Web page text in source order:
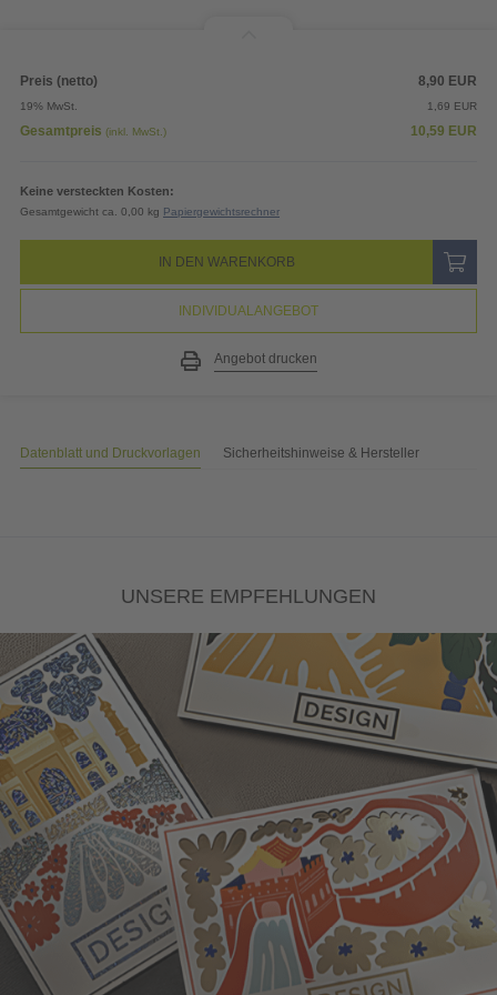
Preis (netto) 8,90 EUR
19% MwSt. 1,69 EUR
Gesamtpreis (inkl. MwSt.) 10,59 EUR
Keine versteckten Kosten:
Gesamtgewicht ca. 0,00 kg Papiergewichtsrechner
IN DEN WARENKORB
INDIVIDUALANGEBOT
Angebot drucken
Datenblatt und Druckvorlagen Sicherheitshinweise & Hersteller
UNSERE EMPFEHLUNGEN